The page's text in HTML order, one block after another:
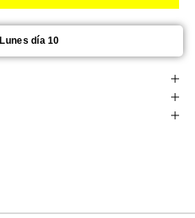
Lunes día 10